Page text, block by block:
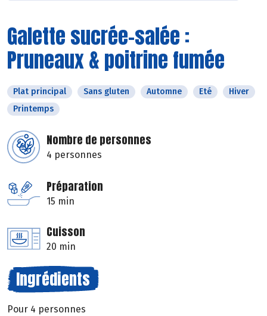
Galette sucrée-salée :
Pruneaux & poitrine fumée
Plat principal Sans gluten Automne Eté
Hiver
Printemps
Nombre de personnes
4 personnes
Préparation
15 min
Cuisson
20 min
Ingrédients
Pour 4 personnes